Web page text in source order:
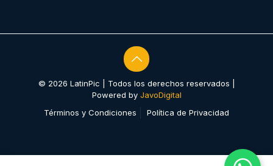
© 2026 LatinPic | Todos los derechos reservados |
Powered by JavoDigital
Términos y Condiciones
Política de Privacidad